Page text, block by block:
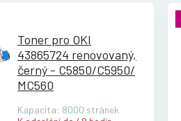
Toner pro OKI
43865724 renovovaný,
černý - C5850/C5950/
MC560
Kapacita: 8000 stránek